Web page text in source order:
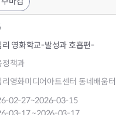
리 영화학교-발성과 호흡편-
정책과
리영화미디어아트센터 동네배움터
02-27~2026-03-15